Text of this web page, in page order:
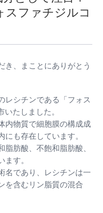
スファチジルコ
き、まことにありがとう
レシチンである「フォス
たしました。
内物質で細胞膜の構成成
も存在しています。
肪酸、不飽和脂肪酸、
す。
名であり、レシチンは一
を含むリン脂質の混合